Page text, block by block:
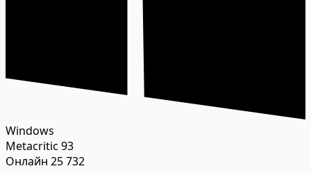
Windows
Metacritic 93
Онлайн 25 732